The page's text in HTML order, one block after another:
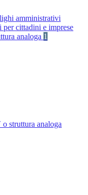
amministrativi
cittadini e imprese
analoga 1
struttura analoga